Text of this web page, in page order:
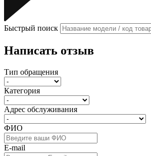
Быстрый поиск
Написать отзыв
Тип обращения
Категория
Адрес обслуживания
ФИО
E-mail